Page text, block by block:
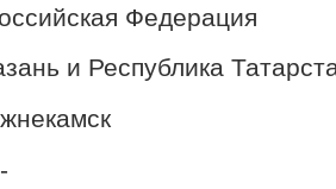
Федерация
и Республика
-